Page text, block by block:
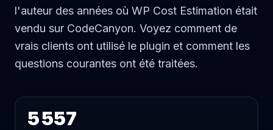
l'auteur des années où WP Cost Estimation était
vendu sur CodeCanyon. Voyez comment de
vrais clients ont utilisé le plugin et comment les
questions courantes ont été traitées.
5 557